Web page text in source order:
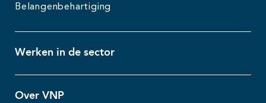
Belangenbehartiging
Werken in de sector
Over VNP